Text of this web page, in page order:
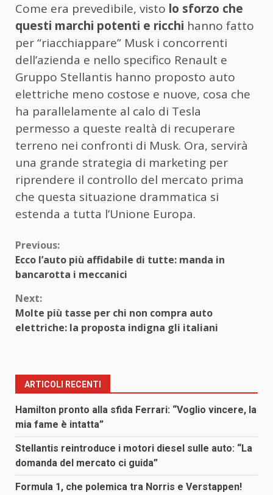
Come era prevedibile, visto lo sforzo che
questi marchi potenti e ricchi hanno fatto
per “riacchiappare” Musk i concorrenti
dell’azienda e nello specifico Renault e
Gruppo Stellantis hanno proposto auto
elettriche meno costose e nuove, cosa che
ha parallelamente al calo di Tesla
permesso a queste realtà di recuperare
terreno nei confronti di Musk. Ora, servirà
una grande strategia di marketing per
riprendere il controllo del mercato prima
che questa situazione drammatica si
estenda a tutta l’Unione Europa.
Continue
Reading
Previous:
Ecco l’auto più affidabile di tutte: manda in
bancarotta i meccanici
Next:
Molte più tasse per chi non compra auto
elettriche: la proposta indigna gli italiani
ARTICOLI RECENTI
Hamilton pronto alla sfida Ferrari: “Voglio vincere, la
mia fame è intatta”
Stellantis reintroduce i motori diesel sulle auto: “La
domanda del mercato ci guida”
Formula 1, che polemica tra Norris e Verstappen!